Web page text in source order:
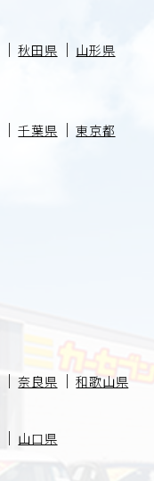
秋田県
山形県
千葉県
東京都
奈良県 和歌山県
山口県